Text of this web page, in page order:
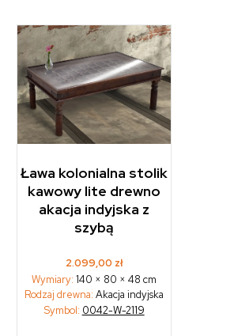
Ława kolonialna stolik
kawowy lite drewno
akacja indyjska z
szybą
2.099,00 zł
Wymiary:140 × 80 × 48 cm
Rodzaj drewna: Akacja indyjska
Symbol: 0042-W-2119